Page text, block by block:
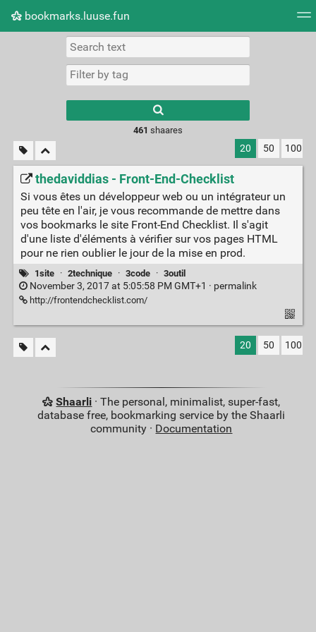
bookmarks.luuse.fun
Picture wall
results.
461 shaares
20 50 100
thedaviddias - Front-End-Checklist
Si vous êtes un développeur web ou un intégrateur un
peu tête en l'air, je vous recommande de mettre dans
vos bookmarks le site Front-End Checklist. Il s'agit
d'une liste d'éléments à vérifier sur vos pages HTML
pour ne rien oublier le jour de la mise en prod.
1site · 2technique · 3code · 3outil
November 3, 2017 at 5:05:58 PM GMT+1 · permalink
http://frontendchecklist.com/
20 50 100
Shaarli · The personal, minimalist, super-fast,
database free, bookmarking service by the Shaarli
community · Documentation